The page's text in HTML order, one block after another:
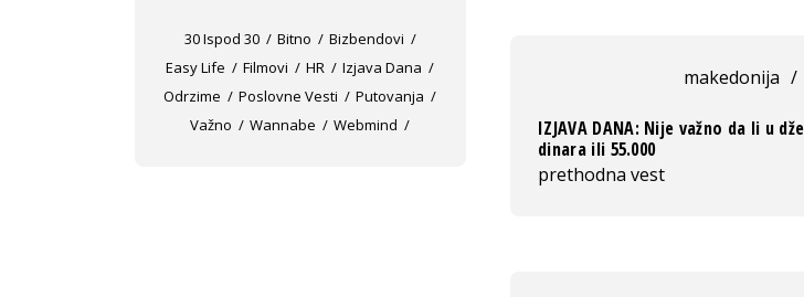
makedonija /
IZJAVA DANA: Nije važno da li u
dinara ili 55.000
prethodna vest
30 Ispod 30 Bitno
Bizbendovi
Easy Life
Filmovi HR
Izjava Dana
Odrzime
Poslovne Vesti
Putovanja
Važno
Wannabe Webmind